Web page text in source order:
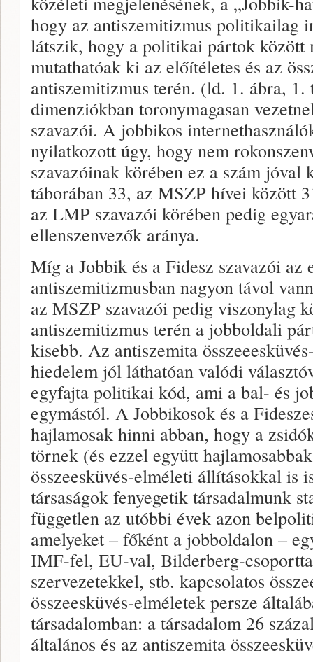
hogy az antiszemitizmus politikailag
látszik, hogy a politikai pártok között
mutathatóak ki az előítéletes és az
antiszemitizmus terén. (ld. 1. ábra,
dimenziókban toronymagasan
szavazói. A jobbikos
nyilatkozott úgy, hogy nem
szavazóinak körében ez a szám
táborában 33, az MSZP hívei között
az LMP szavazói körében pedig
ellenszenvezők aránya.
Míg a Jobbik és a Fidesz szavazói az
antiszemitizmusban nagyon távol
az MSZP szavazói pedig viszonylag
antiszemitizmus terén a jobboldali
kisebb. Az antiszemita
hiedelem jól láthatóan valódi
egyfajta politikai kód, ami a bal- és
egymástól. A Jobbikosok és a
hajlamosak hinni abban, hogy a
törnek (és ezzel együtt
összeesküvés-elméleti állításokkal is
társaságok fenyegetik társadalmunk
független az utóbbi évek azon
amelyeket – főként a jobboldalon –
IMF-fel, EU-val, Bilderberg-
szervezetekkel, stb. kapcsolatos
összeesküvés-elméletek persze
társadalomban: a társadalom 26
általános és az antiszemita